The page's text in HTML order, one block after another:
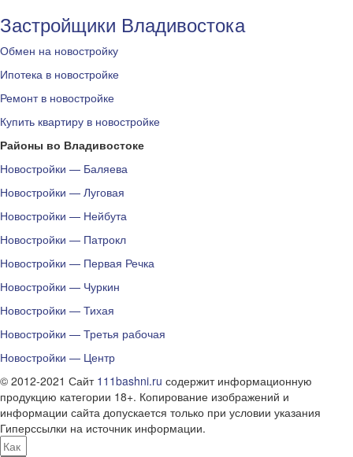
Застройщики Владивостока
Обмен на новостройку
Ипотека в новостройке
Ремонт в новостройке
Купить квартиру в новостройке
Районы во Владивостоке
Новостройки — Баляева
Новостройки — Луговая
Новостройки — Нейбута
Новостройки — Патрокл
Новостройки — Первая Речка
Новостройки — Чуркин
Новостройки — Тихая
Новостройки — Третья рабочая
Новостройки — Центр
© 2012-2021 Сайт 111bashni.ru содержит информационную
продукцию категории 18+. Копирование изображений и
информации сайта допускается только при условии указания
Гиперссылки на источник информации.